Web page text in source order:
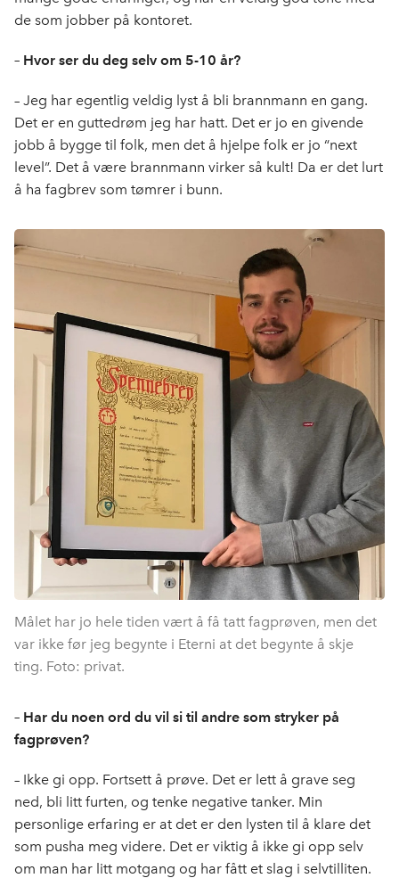
de som jobber på kontoret.
– Hvor ser du deg selv om 5-10 år?
– Jeg har egentlig veldig lyst å bli brannmann en gang.
Det er en guttedrøm jeg har hatt. Det er jo en givende
jobb å bygge til folk, men det å hjelpe folk er jo “next
level”. Det å være brannmann virker så kult! Da er det lurt
å ha fagbrev som tømrer i bunn.
Målet har jo hele tiden vært å få tatt fagprøven, men det
var ikke før jeg begynte i Eterni at det begynte å skje
ting. Foto: privat.
– Har du noen ord du vil si til andre som stryker på
fagprøven?
– Ikke gi opp. Fortsett å prøve. Det er lett å grave seg
ned, bli litt furten, og tenke negative tanker. Min
personlige erfaring er at det er den lysten til å klare det
som pusha meg videre. Det er viktig å ikke gi opp selv
om man har litt motgang og har fått et slag i selvtilliten.